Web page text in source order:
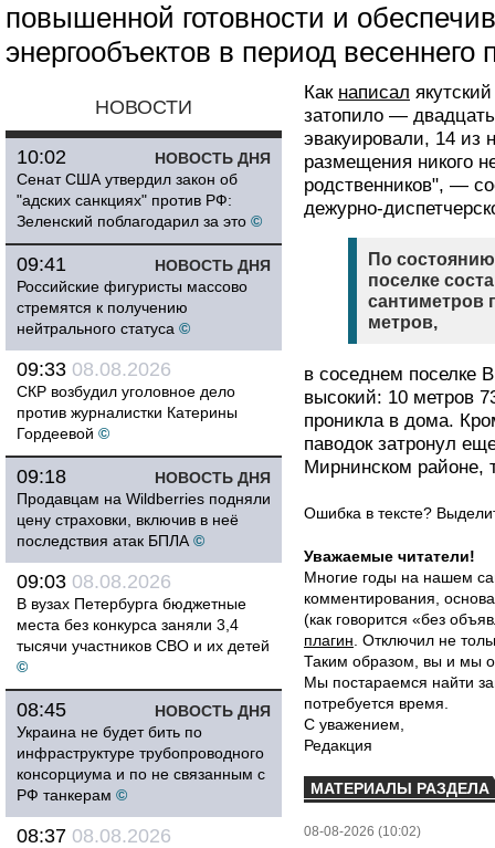
повышенной готовности и
энергообъектов в период весеннего
НОВОСТИ
НОВОСТЬ ДНЯ
10:02
Сенат США утвердил закон об
"адских санкциях" против РФ:
Зеленский поблагодарил за это ©
НОВОСТЬ ДНЯ
09:41
Российские фигуристы массово
стремятся к получению
нейтрального статуса ©
09:33 08.08.2026
СКР возбудил уголовное дело
против журналистки Катерины
Гордеевой ©
НОВОСТЬ ДНЯ
09:18
Продавцам на Wildberries подняли
цену страховки, включив в неё
последствия атак БПЛА ©
09:03 08.08.2026
В вузах Петербурга бюджетные
места без конкурса заняли 3,4
тысячи участников СВО и их детей
©
НОВОСТЬ ДНЯ
08:45
Украина не будет бить по
инфраструктуре трубопроводного
консорциума и по не связанным с
РФ танкерам ©
08:37 08.08.2026
Как написал
затопило —
эвакуировали, 14 из
размещения никого
родственников", —
дежурно-
По
поселке
сантиметров
метров,
в соседнем поселке
высокий: 10 метров
проникла в дома.
паводок затронул
Мирнинском районе,
Ошибка в тексте?
Уважаемые читатели!
Многие годы на нашем
комментирования,
(как говорится «без
плагин . Отключил не
Таким образом, вы и мы
Мы постараемся найти
потребуется время.
С уважением,
Редакция
МАТЕРИАЛЫ РАЗДЕЛА
08-08-2026 (10:02)